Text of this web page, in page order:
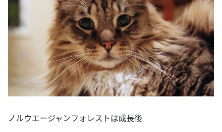
ノルウエージャンフォレストは成長後